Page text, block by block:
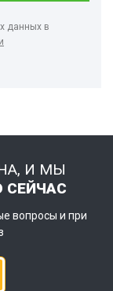
данных в
И МЫ
СЕЙЧАС
вопросы и при